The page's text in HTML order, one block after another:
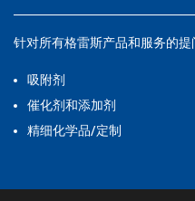
针对所有格雷斯产品和服务的提
吸附剂
催化剂和添加剂
精细化学品/定制